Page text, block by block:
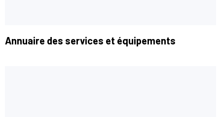
Annuaire des services et équipements